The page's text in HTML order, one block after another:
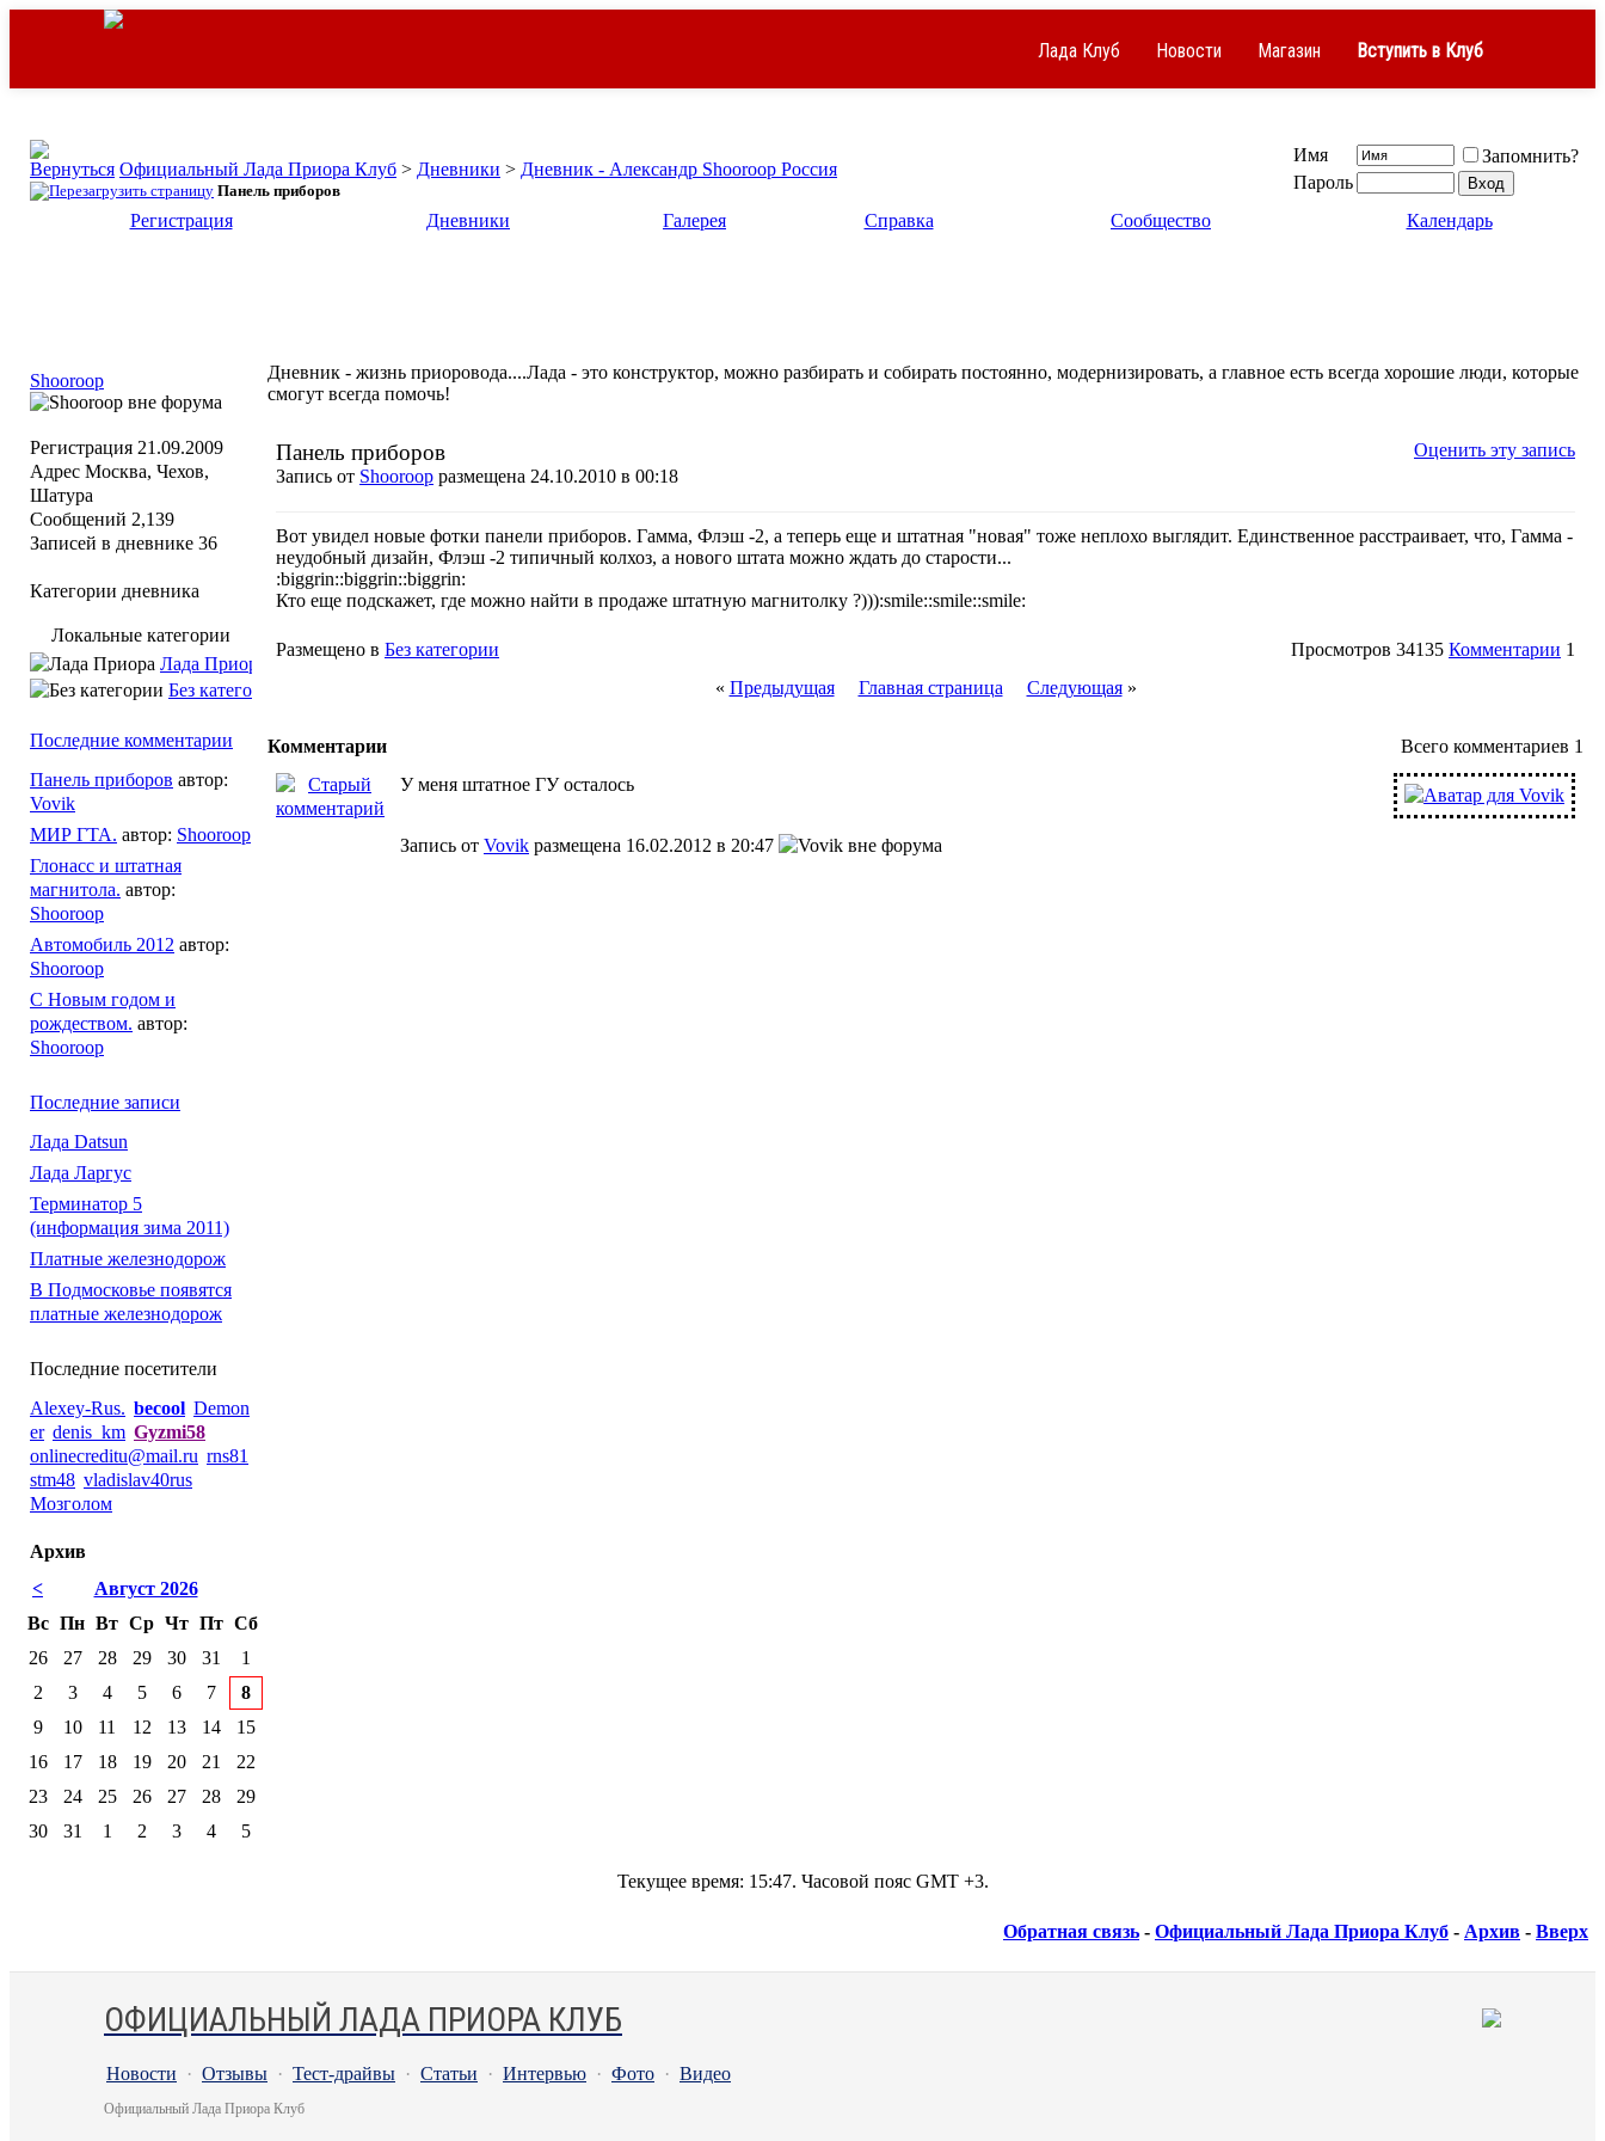
Лада Клуб Новости Магазин Вступить в Клуб
Официальный Лада Приора Клуб > Дневники > Дневник - Александр Shooroop Россия
Панель приборов
Имя
Запомнить?
Пароль
Регистрация
Дневники Галерея Справка Сообщество Календарь
Дневник - жизнь приоровода....Лада - это конструктор, можно разбирать и собирать постоянно, модернизировать, а главное есть всегда хорошие люди, которые
смогут всегда помочь!
Оценить эту запись
Панель приборов
Запись от Shooroop размещена 24.10.2010 в 00:18
Вот увидел новые фотки панели приборов. Гамма, Флэш -2, а теперь еще и штатная "новая" тоже неплохо выглядит. Единственное расстраивает, что, Гамма -
неудобный дизайн, Флэш -2 типичный колхоз, а нового штата можно ждать до старости...
:biggrin::biggrin::biggrin:
Кто еще подскажет, где можно найти в продаже штатную магнитолку ?))):smile::smile::smile:
Размещено в Без категории Просмотров 34135 Комментарии 1
« Предыдущая Главная страница Следующая»
Всего комментариев 1
Комментарии
У меня штатное ГУ осталось
Запись от Vovik размещена 16.02.2012 в 20:47
Shooroop
Регистрация 21.09.2009
Адрес Москва, Чехов,
Шатура
Сообщений 2,139
Записей в дневнике 36
Категории дневника
Локальные категории
Лада Приора
Без категории
Последние комментарии
Панель приборов автор:
Vovik
МИР ГТА. автор: Shooroop
Глонасс и штатная
магнитола. автор:
Shooroop
Автомобиль 2012 автор:
Shooroop
С Новым годом и
рождеством. автор:
Shooroop
Последние записи
Лада Datsun
Лада Ларгус
Терминатор 5
(информация зима 2011)
Платные железнодорож
В Подмосковье появятся
платные железнодорож
Последние посетители
Alexey-Rus. becool Demon
er denis_km Gyzmi58
onlinecreditu@mail.ru rns81
stm48 vladislav40rus
Мозголом
Архив
<
Август 2026
Вс Пн Вт Ср Чт Пт Сб
26
27 28 29 30 31
1
2
3 4 5 6 7
8
9
10 11 12 13 14
15
16
17 18 19 20 21
22
23
24 25 26 27 28
29
30
31 1 2 3 4 5
Текущее время: 15:47. Часовой пояс GMT +3.
Обратная связь - Официальный Лада Приора Клуб - Архив - Вверх
ОФИЦИАЛЬНЫЙ ЛАДА ПРИОРА КЛУБ
Новости · Отзывы · Тест-драйвы · Статьи · Интервью · Фото · Видео
Официальный Лада Приора Клуб